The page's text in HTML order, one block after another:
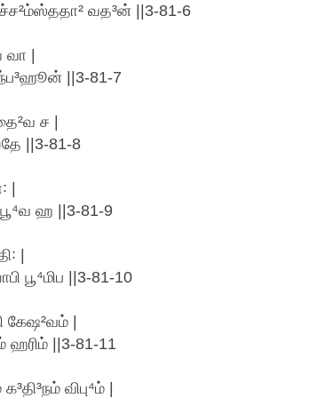
வத³ன் ||3-81-6
வா |
||3-81-7
ச |
||3-81-8
|
ஹ ||3-81-9
|
பூ⁴மிப ||3-81-10
கேஷ²வம் |
||3-81-11
விபு⁴ம் |